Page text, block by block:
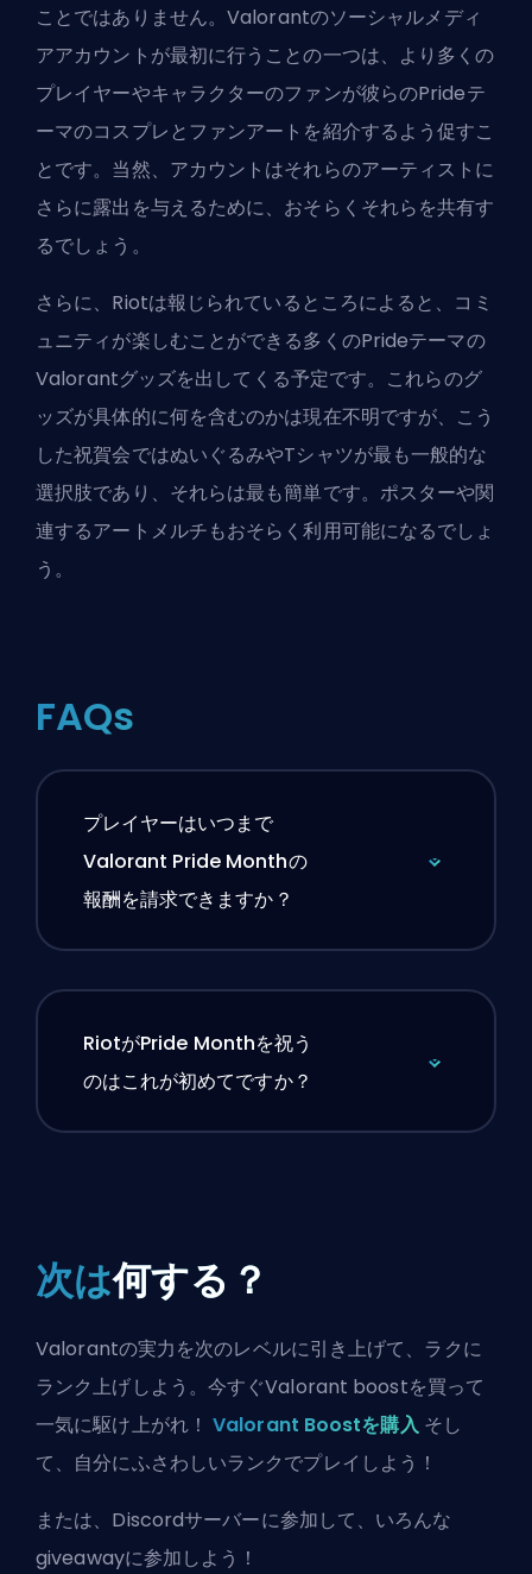
ことではありません。Valorantのソーシャルメディ
アアカウントが最初に行うことの一つは、より多くの
プレイヤーやキャラクターのファンが彼らのPrideテ
ーマのコスプレとファンアートを紹介するよう促すこ
とです。当然、アカウントはそれらのアーティストに
さらに露出を与えるために、おそらくそれらを共有す
るでしょう。
さらに、Riotは報じられているところによると、コミ
ュニティが楽しむことができる多くのPrideテーマの
Valorantグッズを出してくる予定です。これらのグ
ッズが具体的に何を含むのかは現在不明ですが、こう
した祝賀会ではぬいぐるみやTシャツが最も一般的な
選択肢であり、それらは最も簡単です。ポスターや関
連するアートメルチもおそらく利用可能になるでしょ
う。
FAQs
プレイヤーはいつまで
Valorant Pride Monthの
報酬を請求できますか？
RiotがPride Monthを祝う
のはこれが初めてですか？
次は何する？
Valorantの実力を次のレベルに引き上げて、ラクに
ランク上げしよう。今すぐValorant boostを買って
一気に駆け上がれ！ Valorant Boostを購入そし
て、自分にふさわしいランクでプレイしよう！
または、 Discordサーバーに参加して、いろんな
giveawayに参加しよう！